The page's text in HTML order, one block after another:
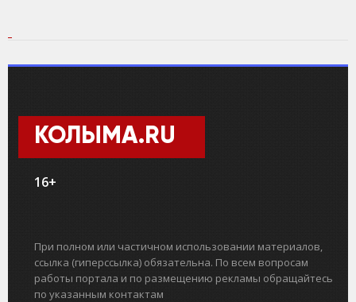
КОЛЫМА.RU
16+
При полном или частичном использовании материалов,
ссылка (гиперссылка) обязательна. По всем вопросам
работы портала и по размещению рекламы обращайтесь
по указанным контактам